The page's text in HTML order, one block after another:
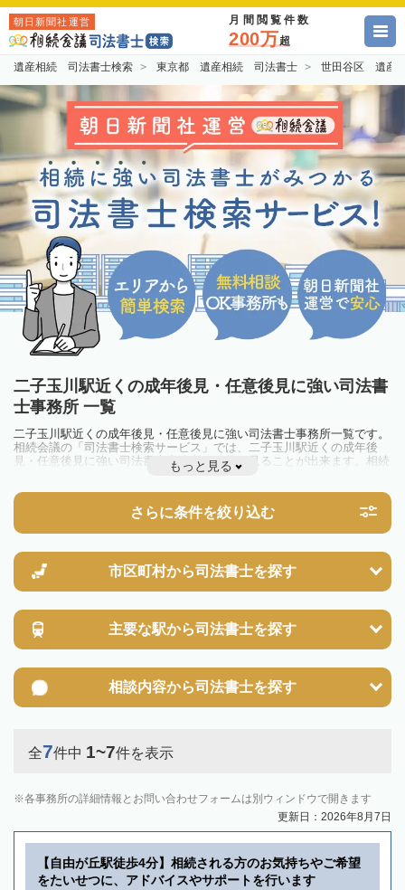
朝日新聞社運営 月間閲覧件数
200万超
遺産相続 司法書士検索 東京都 遺産相続 司法書士 世田谷区 遺産
二子玉川駅近くの成年後見・任意後見に強い司法書
士事務所 一覧
二子玉川駅近くの成年後見・任意後見に強い司法書士事務所一覧です。
相続会議の「司法書士検索サービス」では、二子玉川駅近くの成年後
見・任意後見に強い司法書士事務所を一覧で見ることが出来ます。相続
のトラブルやお悩みを抱えている方は一度近隣の司法書士に相談してみ
もっと見る
さらに条件を絞り込む
市区町村から司法書士を探す
主要な駅から司法書士を探す
相談内容から司法書士を探す
全7件中 1~7件を表示
各事務所の詳細情報とお問い合わせフォームは別ウィンドウで開きます
更新日：2026年8月7日
【自由が丘駅徒歩4分】相続される方のお気持ちやご希望
をたいせつに、アドバイスやサポートを行います